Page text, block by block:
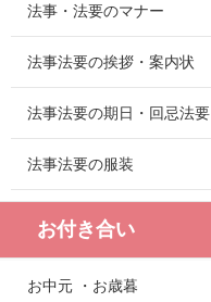
法事・法要のマナー
法事法要の挨拶・案内状
法事法要の期日・回忌法要
法事法要の服装
お付き合い
お中元 ・お歳暮